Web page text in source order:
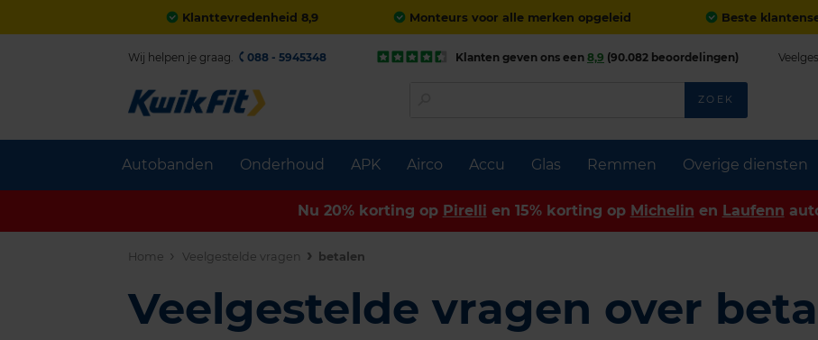
Klanttevredenheid 8,9 Monteurs voor alle merken opgeleid Beste
Autobanden Onderhoud APK Airco Accu Glas Remmen Overige diensten
Wij helpen je graag. 088 - 5945348 Klanten geven ons een 8,9 (90.082 beoordelingen)
ZOEK
Nu 20% korting op Pirelli en 15% korting op Michelin en Laufenn
Home Veelgestelde vragen betalen
Veelgestelde vragen over